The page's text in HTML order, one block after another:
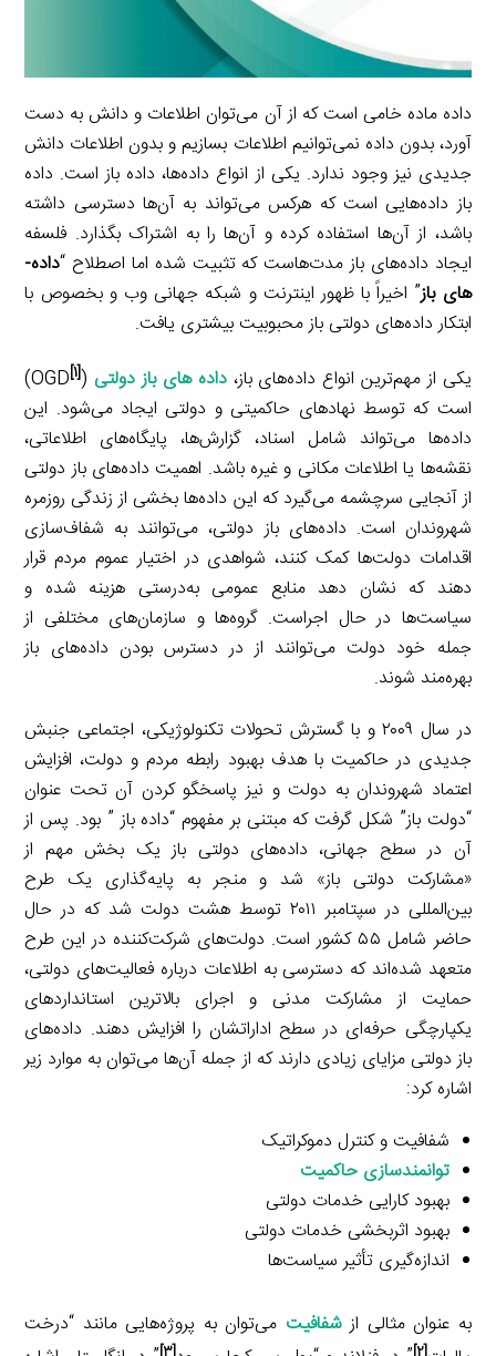
داده ماده خامی است که از آن می‌توان اطلاعات و دانش به دست
آورد، بدون داده نمی‌توانیم اطلاعات بسازیم و بدون اطلاعات دانش
جدیدی نیز وجود ندارد. یکی از انواع داده‌ها، داده باز است. داده
باز داده‌هایی است که هرکس می‌تواند به آن‌ها دسترسی داشته
باشد، از آن‌ها استفاده کرده و آن‌ها را به اشتراک بگذارد. فلسفه
ایجاد داده‌های باز مدت‌هاست که تثبیت شده اما اصطلاح “داده­
های باز” اخیراً با ظهور اینترنت و شبکه جهانی وب و بخصوص با
ابتکار داده‌های دولتی باز محبوبیت بیشتری یافت.
یکی از مهم‌ترین انواع داده‌های باز،داده ­های باز دولتی (OGD
[1]
)
است که توسط نهادهای حاکمیتی و دولتی ایجاد می‌شود. این
داده‌ها می‌تواند شامل اسناد، گزارش‌ها، پایگاه‌های اطلاعاتی،
نقشه‌ها یا اطلاعات مکانی و غیره باشد. اهمیت داده‌های باز دولتی
از آنجایی سرچشمه می‌گیرد که این داده‌ها بخشی از زندگی روزمره
شهروندان است. داده‌های باز دولتی، می‌توانند به شفاف‌سازی
اقدامات دولت‌ها کمک کنند، شواهدی در اختیار عموم مردم قرار
دهند که نشان دهد منابع عمومی به‌درستی هزینه شده و
سیاست‌ها در حال اجراست. گروه‌ها و سازمان‌های مختلفی از
جمله خود دولت می‌توانند از در دسترس بودن داده‌های باز
بهره‌مند شوند.
در سال ۲۰۰۹ و با گسترش تحولات تکنولوژیکی، اجتماعی جنبش
جدیدی در حاکمیت با هدف بهبود رابطه مردم و دولت، افزایش
اعتماد شهروندان به دولت و نیز پاسخگو کردن آن تحت عنوان
“دولت باز” شکل گرفت که مبتنی بر مفهوم “داده باز ” بود. پس از
آن در سطح جهانی، داده‌های دولتی باز یک بخش مهم از
«مشارکت دولتی باز» شد و منجر به پایه‌گذاری یک طرح
بین‌المللی در سپتامبر ۲۰۱۱ توسط هشت دولت شد که در حال
حاضر شامل ۵۵ کشور است. دولت‌های شرکت‌کننده در این طرح
متعهد شده‌اند که دسترسی به اطلاعات درباره فعالیت‌های دولتی،
حمایت از مشارکت مدنی و اجرای بالاترین استانداردهای
یکپارچگی حرفه‌ای در سطح اداراتشان را افزایش دهند. داده‌های
باز دولتی مزایای زیادی دارند که از جمله آن‌ها می‌توان به موارد زیر
اشاره کرد:
شفافیت و کنترل دموکراتیک
توانمندسازی حاکمیت
بهبود کارایی خدمات دولتی
بهبود اثربخشی خدمات دولتی
اندازه‌گیری تأثیر سیاست‌ها
به عنوان مثالی ازشفافیت می‌توان به پروژه‌هایی مانند “درخت